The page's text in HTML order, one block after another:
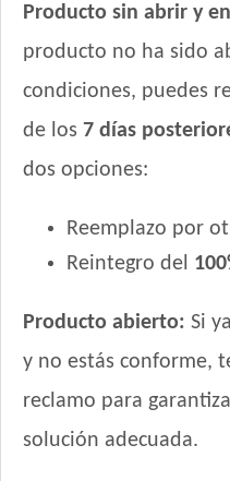
Producto sin abrir y
producto no ha sido
condiciones, puedes
de los 7 días
dos opciones:
Reemplazo por
Reintegro del
Producto abierto: Si
y no estás conforme,
reclamo para
solución adecuada.